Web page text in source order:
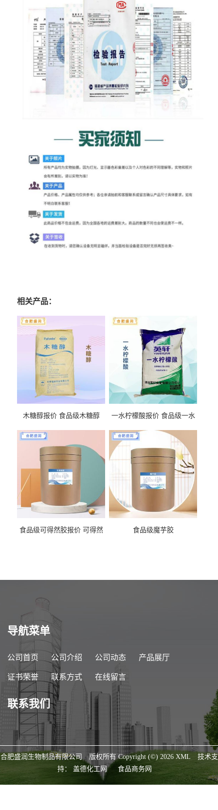
相关产品：
木糖醇报价 食品级木糖醇
一水柠檬酸报价 食品级一水
食品级可得然胶报价 可得然
食品级魔芋胶
导航菜单
公司首页 公司介绍 公司动态 产品展厅
证书荣誉 联系方式 在线留言
联系我们
合肥盛润生物制品有限公司 版权所有 Copyright (©) 2026 XML
技术支
持： 盖德化工网 食品商务网